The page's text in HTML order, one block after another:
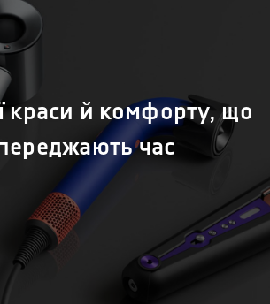
краси й комфорту, що
час